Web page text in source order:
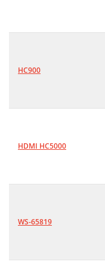
HC900
HDMI HC5000
WS-65819